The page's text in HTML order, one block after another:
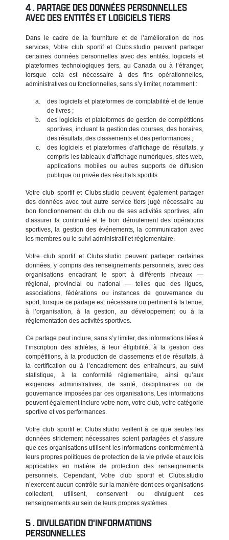
PARTAGE DES DONNÉES PERSONNELLES
AVEC DES ENTITÉS ET LOGICIELS TIERS
Dans le cadre de la fourniture et de l’amélioration de nos
services, Votre club sportif et Clubs.studio peuvent partager
certaines données personnelles avec des entités, logiciels et
plateformes technologiques tiers, au Canada ou à l’étranger,
lorsque cela est nécessaire à des fins opérationnelles,
administratives ou fonctionnelles, sans s’y limiter, notamment :
des logiciels et plateformes de comptabilité et de tenue
de livres ;
des logiciels et plateformes de gestion de compétitions
sportives, incluant la gestion des courses, des horaires,
des résultats, des classements et des performances ;
des logiciels et plateformes d’affichage de résultats, y
compris les tableaux d’affichage numériques, sites web,
applications mobiles ou autres supports de diffusion
publique ou privée des résultats sportifs.
Votre club sportif et Clubs.studio peuvent également partager
des données avec tout autre service tiers jugé nécessaire au
bon fonctionnement du club ou de ses activités sportives, afin
d’assurer la continuité et le bon déroulement des opérations
sportives, la gestion des événements, la communication avec
les membres ou le suivi administratif et réglementaire.
Votre club sportif et Clubs.studio peuvent partager certaines
données, y compris des renseignements personnels, avec des
organisations encadrant le sport à différents niveaux —
régional, provincial ou national — telles que des ligues,
associations, fédérations ou instances de gouvernance du
sport, lorsque ce partage est nécessaire ou pertinent à la tenue,
à l’organisation, à la gestion, au développement ou à la
réglementation des activités sportives.
Ce partage peut inclure, sans s’y limiter, des informations liées à
l’inscription des athlètes, à leur éligibilité, à la gestion des
compétitions, à la production de classements et de résultats, à
la certification ou à l’encadrement des entraîneurs, au suivi
statistique, à la conformité réglementaire, ainsi qu’aux
exigences administratives, de santé, disciplinaires ou de
gouvernance imposées par ces organisations. Les informations
peuvent également inclure votre nom, votre club, votre catégorie
sportive et vos performances.
Votre club sportif et Clubs.studio veillent à ce que seules les
données strictement nécessaires soient partagées et s’assure
que ces organisations utilisent les informations conformément à
leurs propres politiques de protection de la vie privée et aux lois
applicables en matière de protection des renseignements
personnels. Cependant, Votre club sportif et Clubs.studio
n’exercent aucun contrôle sur la manière dont ces organisations
collectent, utilisent, conservent ou divulguent ces
renseignements au sein de leurs propres systèmes.
DIVULGATION D'INFORMATIONS
PERSONNELLES